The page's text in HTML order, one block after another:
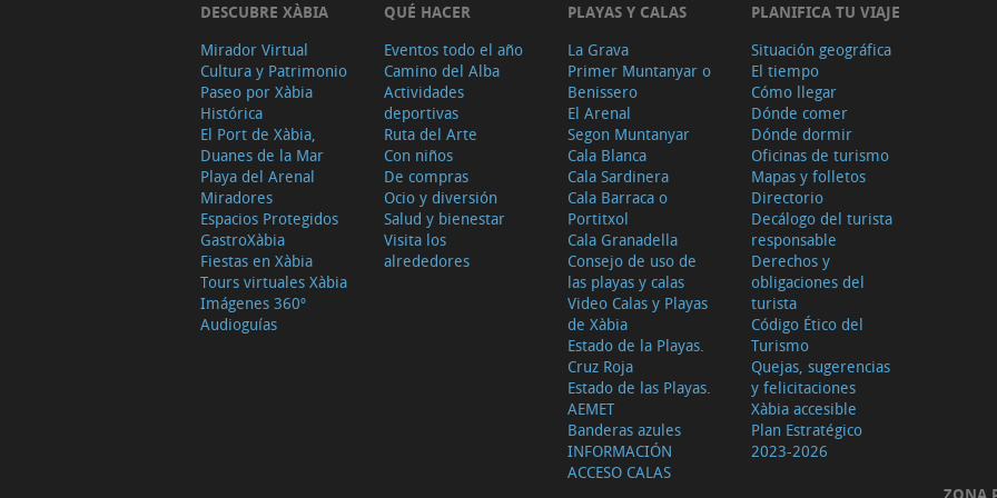
DESCUBRE XÀBIA
Mirador Virtual
Cultura y Patrimonio
Paseo por Xàbia
Histórica
El Port de Xàbia,
Duanes de la Mar
Playa del Arenal
Miradores
Espacios Protegidos
GastroXàbia
Fiestas en Xàbia
Tours virtuales Xàbia
Imágenes 360º
Audioguías
QUÉ HACER
Eventos todo el año
Camino del Alba
Actividades
deportivas
Ruta del Arte
Con niños
De compras
Ocio y diversión
Salud y bienestar
Visita los
alrededores
PLAYAS Y CALAS
La Grava
Primer Muntanyar o
Benissero
El Arenal
Segon Muntanyar
Cala Blanca
Cala Sardinera
Cala Barraca o
Portitxol
Cala Granadella
Consejo de uso de
las playas y calas
Video Calas y Playas
de Xàbia
Estado de la Playas.
Cruz Roja
Estado de las Playas.
AEMET
Banderas azules
INFORMACIÓN
ACCESO CALAS
PLANIFICA TU VIAJE
Situación geográfica
El tiempo
Cómo llegar
Dónde comer
Dónde dormir
Oficinas de turismo
Mapas y folletos
Directorio
Decálogo del turista
responsable
Derechos y
obligaciones del
turista
Código Ético del
Turismo
Quejas, sugerencias
y felicitaciones
Xàbia accesible
Plan Estratégico
2023-2026